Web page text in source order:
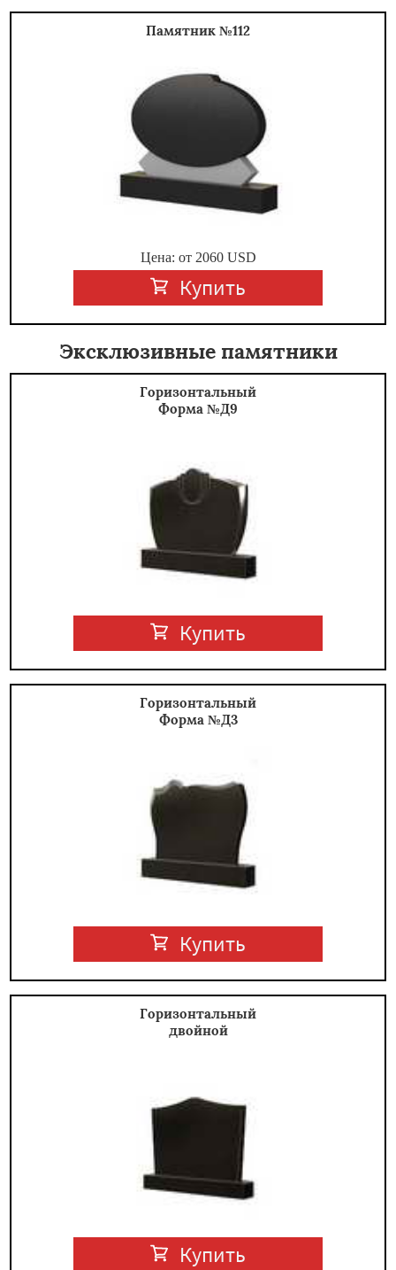
Памятник №112
Цена: от 2060USD
Купить
Эксклюзивные памятники
Горизонтальный
Форма №Д9
Купить
Горизонтальный
Форма №Д3
Купить
Горизонтальный
двойной
Купить